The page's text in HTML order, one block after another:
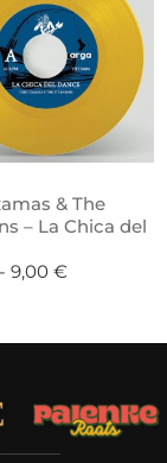
& The
– La Chica del
- 9,00 €